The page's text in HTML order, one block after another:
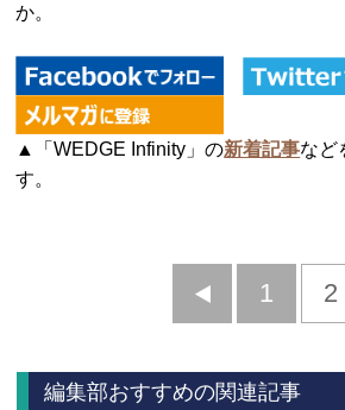
か。
▲「WEDGE Infinity」の新着記事など
す。
前
1 2
編集部おすすめの関連記事